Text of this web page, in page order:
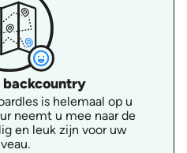
backcountry
is helemaal op u
neemt u mee naar de
en leuk zijn voor uw